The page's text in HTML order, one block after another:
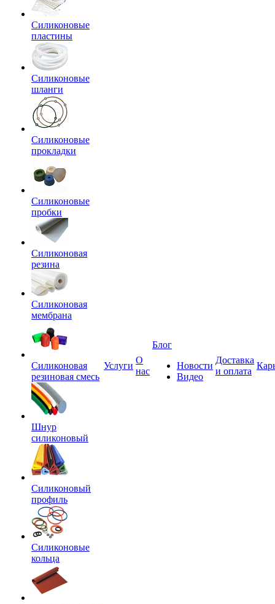
Силиконовые
пластины
Силиконовые
шланги
Силиконовые
прокладки
Силиконовые
пробки
Силиконовая
резина
Силиконовая
мембрана
Силиконовая
резиновая смесь
Шнур
силиконовый
Силиконовый
профиль
Силиконовые
кольца
Услуги
О
нас
Блог
Новости
Видео
Доставка
и оплата